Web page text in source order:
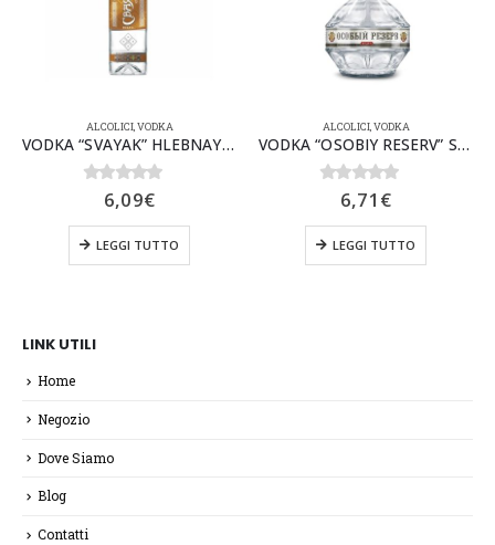
ALCOLICI,VODKA
VODKA “SVAYAK” HLEBNAYA 40% 0,5lx16
Su 5
6,09€
LEGGI TUTTO
ALCOLICI,VODKA
VODKA “OSOBIY RESERV” SEREBRENAYA 40% 0,5lx12
Su 5
6,71 €
LEGGI TUTTO
LINK UTILI
Home
Negozio
Dove Siamo
Blog
Contatti